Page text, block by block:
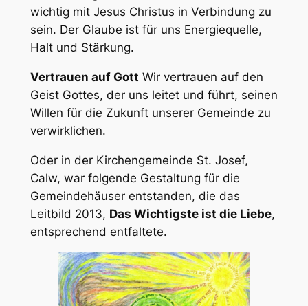
wichtig mit Jesus Christus in Verbindung zu
sein. Der Glaube ist für uns Energiequelle,
Halt und Stärkung.
Vertrauen auf Gott Wir vertrauen auf den
Geist Gottes, der uns leitet und führt, seinen
Willen für die Zukunft unserer Gemeinde zu
verwirklichen.
Oder in der Kirchengemeinde St. Josef,
Calw, war folgende Gestaltung für die
Gemeindehäuser entstanden, die das
Leitbild 2013, Das Wichtigste ist die Liebe,
entsprechend entfaltete.